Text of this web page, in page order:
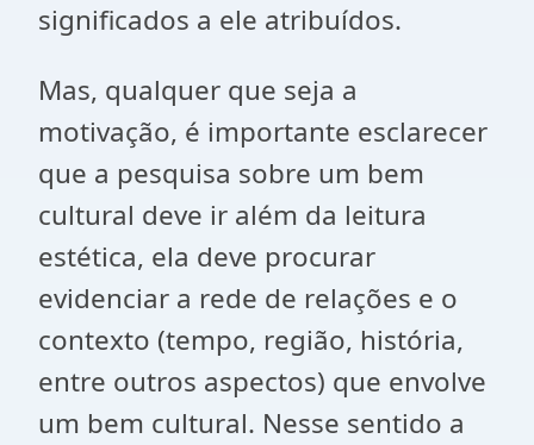
significados a ele atribuídos.
Mas, qualquer que seja a
motivação, é importante esclarecer
que a pesquisa sobre um bem
cultural deve ir além da leitura
estética, ela deve procurar
evidenciar a rede de relações e o
contexto (tempo, região, história,
entre outros aspectos) que envolve
um bem cultural. Nesse sentido a